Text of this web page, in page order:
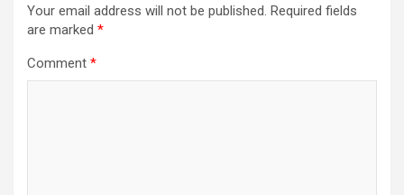
Your email address will not be published. Required fields
are marked *
Comment *